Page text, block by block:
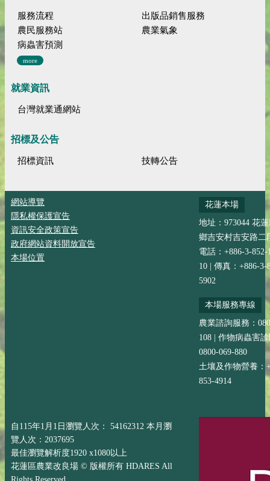
服務流程
出版品銷售服務
農民服務站
農業氣象
病蟲害預測
more
就業資訊
台灣就業通網站
招標及公告
招標資訊 技轉公告
網站導覽
隱私權保護宣告
資訊安全政策宣告
政府網站資料開放宣告
本場位置
花蓮本場
地址：973044 花
鄉吉安村吉安路二
電話：+886-3-852-
10 | 傳真：+886-3-
5902
本場服務專線
農業諮詢服務：
108 | 作物病蟲害
0800-069-880
土壤及作物營養：
853-4914
自115年1月1日瀏覽人次： 54162312 本月瀏
覽人次：2037695
最佳瀏覽解析度1920 x1080以上
花蓮區農業改良場 © 版權所有 HDARES All